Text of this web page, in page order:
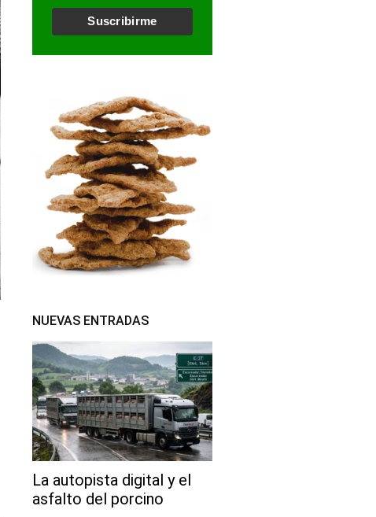
Suscribirme
NUEVAS ENTRADAS
La autopista digital y el
asfalto del porcino